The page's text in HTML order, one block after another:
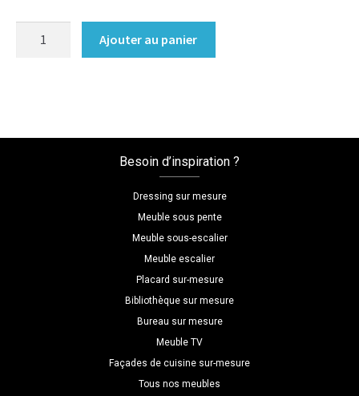
Ajouter au panier
Besoin d’inspiration ?
Dressing sur mesure
Meuble sous pente
Meuble sous-escalier
Meuble escalier
Placard sur-mesure
Bibliothèque sur mesure
Bureau sur mesure
Meuble TV
Façades de cuisine sur-mesure
Tous nos meubles